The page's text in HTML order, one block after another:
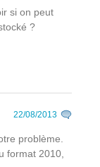
si on peut
?
22/08/2013
problème.
format 2010,